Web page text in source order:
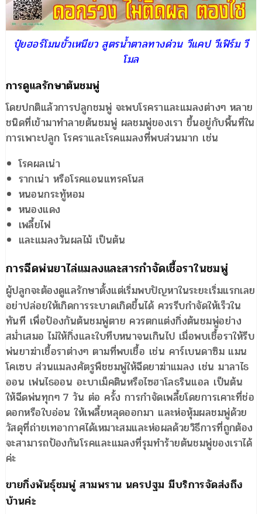
ปุ๋ยฮอร์โมนขั้วเหนียว สูตรน้ำตาลทางด่วน วีแคป วีเฟิร์ม วี
โมล
การดูแลรักษาต้นชมพู่
โดยปกติแล้วการปลูกชมพู่ จะพบโรคราและแมลงต่างๆ หลาย
ชนิดที่เข้ามาทำลายต้นชมพู่ ผลชมพู่ของเรา ขึ้นอยู่กับพื้นที่ใน
การเพาะปลูก โรคราและโรคแมลงที่พบส่วนมาก เช่น
โรคผลเน่า
รากเน่า หรือโรคแอนแทรคโนส
หนอนกระทู้หอม
หนองแดง
เพลี้ยไฟ
และแมลงวันผลไม้ เป็นต้น
การฉีดพ่นยาไล่แมลงและสารกำจัดเชื้อราในชมพู่
ผู้ปลูกจะต้องดูแลรักษาตั้งแต่เริ่มพบปัญหาในระยะเริ่มแรกเลย
อย่าปล่อยให้เกิดการระบาดเกิดขึ้นได้ ควรรีบกำจัดให้เร็วใน
ทันที เพื่อป้องกันต้นชมพู่ตาย ควรตกแต่งกิ่งต้นชมพู่อย่าง
สม่ำเสมอ ไม่ให้กิ่งและใบทึบหนาจนเกินไป เมื่อพบเชื้อราให้รีบ
พ่นยาฆ่าเชื้อราต่างๆ ตามที่พบเชื้อ เช่น คาร์เบนดาซิม แมน
โคเซบ ส่วนแมลงศัตรูพืชชมพู่ให้ฉีดยาฆ่าแมลง เช่น มาลาไธ
ออน เฟนไธออน อะบาเม็คตินหรือไซฮาโลธรินแอล เป็นต้น
ให้ฉีดพ่นทุกๆ 7 วัน ต่อ ครั้ง การกำจัดเพลี้ยโดยการเคาะที่ช่อ
ดอกหรือใบอ่อน ให้เพลี้ยหลุดออกมา และห่อหุ้มผลชมพู่ด้วย
วัสดุที่ถ่ายเทอากาศได้เหมาะสมและห่อผลด้วยวิธีการที่ถูกต้อง
จะสามารถป้องกันโรคและแมลงที่รุมทำร้ายต้นชมพู่ของเราได้
ค่ะ
ขายกิ่งพันธุ์ชมพู่ สามพราน นครปฐม มีบริการจัดส่งถึง
บ้านค่ะ